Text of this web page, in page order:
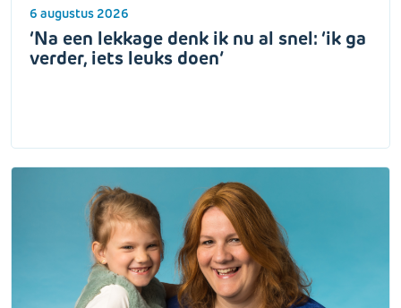
6 augustus 2026
‘Na een lekkage denk ik nu al snel: ‘ik ga
verder, iets leuks doen’